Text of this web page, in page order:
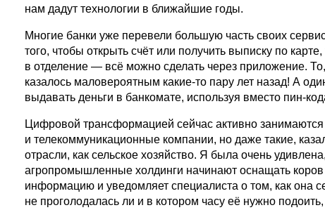
нам дадут технологии в ближайшие годы.
Многие банки уже перевели большую часть своих
того, чтобы открыть счёт или получить выписку по
в отделение — всё можно сделать через приложение.
казалось маловероятным какие-то пару лет назад! А
выдавать деньги в банкомате, используя вместо пин-
Цифровой трансформацией сейчас активно занимаются
и телекоммуникационные компании, но даже такие,
отрасли, как сельское хозяйство. Я была очень
агропромышленные холдинги начинают оснащать коров
информацию и уведомляет специалиста о том, как она
не проголодалась ли и в котором часу её нужно